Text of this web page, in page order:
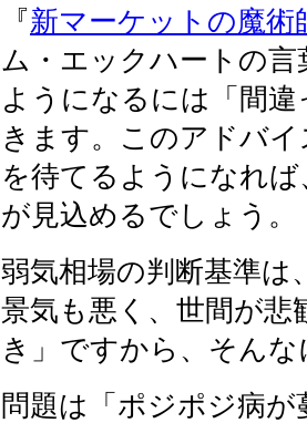
『新マーケットの魔術
ム・エックハートの
ようになるには「間
きます。このアドバ
を待てるようになれ
が見込めるでしょう。
弱気相場の判断基準は
景気も悪く、世間が
き」ですから、そん
問題は「ポジポジ病